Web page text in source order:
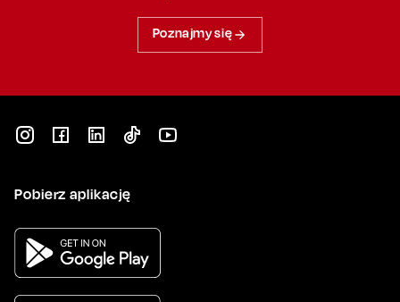
Poznajmy się
Pobierz aplikację